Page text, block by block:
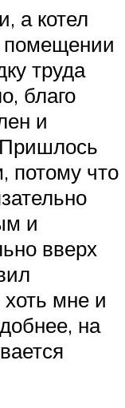
а котел
помещении
труда
благо
и
Пришлось
потому что
и
вверх
мне и
на